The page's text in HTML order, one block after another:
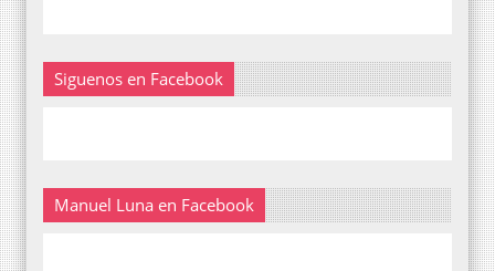
Siguenos en Facebook
Manuel Luna en Facebook